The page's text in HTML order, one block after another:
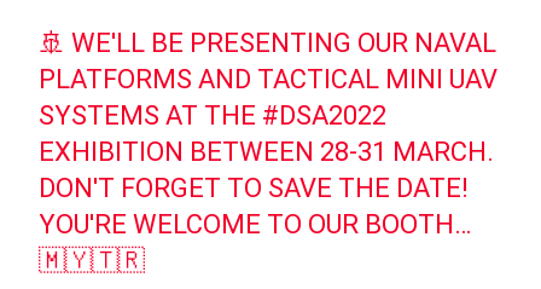
🚢 WE'LL BE PRESENTING OUR NAVAL
PLATFORMS AND TACTICAL MINI UAV
SYSTEMS AT THE #DSA2022
EXHIBITION BETWEEN 28-31 MARCH.
DON'T FORGET TO SAVE THE DATE!
YOU'RE WELCOME TO OUR BOOTH…
🇲🇾🇹🇷